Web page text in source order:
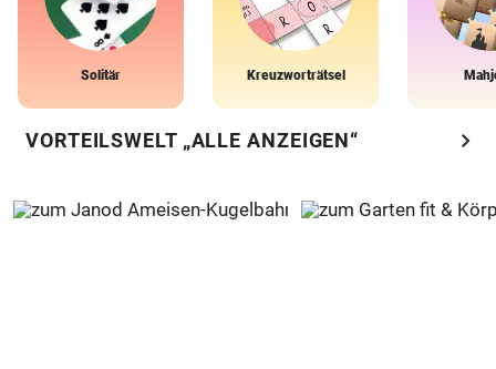
Solitär Kreuzworträtsel
VORTEILSWELT „ALLE ANZEIGEN“ chevron_right